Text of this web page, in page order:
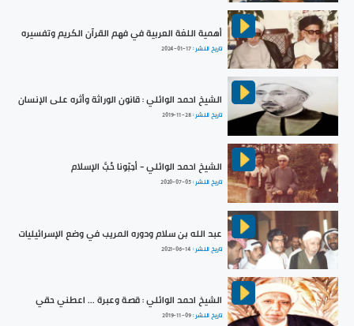
أهمية اللغة العربية في فهم القرآن الكريم وتفسيره
تاريخ النشر :2024-01-17
الشيخ احمد الوائلي : قانون الوراثة وأثره على الإنسان
تاريخ النشر :2019-11-28
الشيخ احمد الوائلي - أحِبّونا حُبَّ الإسلام
تاريخ النشر :2020-07-05
عبد الله بن سلام ودوره المريب في وضع الإسرائيليات
تاريخ النشر : 2021-06-14
الشيخ احمد الوائلي : قصة وعبرة ... اعطني حقي
تاريخ النشر :2019-11-09